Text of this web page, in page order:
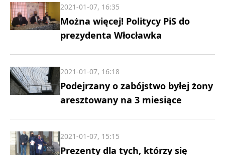
Można więcej! Politycy PiS do
prezydenta Włocławka
2021-01-07, 16:35
Podejrzany o zabójstwo byłej żony
aresztowany na 3 miesiące
2021-01-07, 16:18
Prezenty dla tych, którzy się
2021-01-07, 15:15